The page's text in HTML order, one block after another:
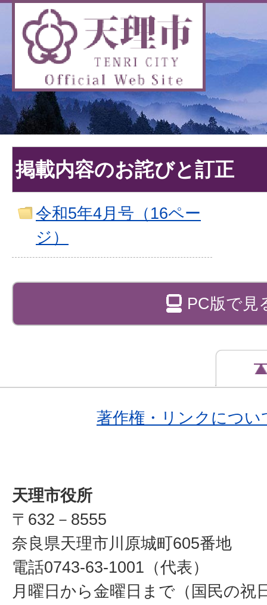
掲載内容のお詫びと訂正
令和5年4月号（16ペー
ジ）
PC版で見
著作権・リンクについ
天理市役所
〒632－8555
奈良県天理市川原城町605番地
電話0743-63-1001（代表）
月曜日から金曜日まで（国民の祝